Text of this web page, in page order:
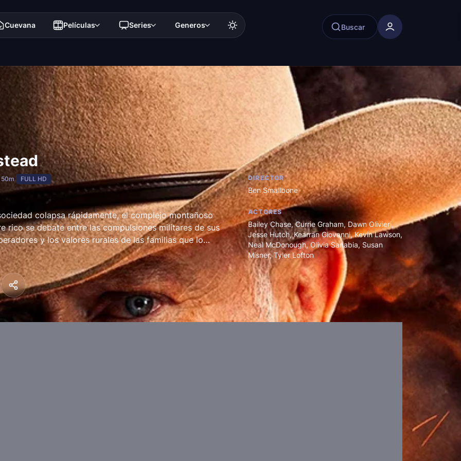
Cuevana Películas Series Generos Buscar
50m
FULL HD
colapsa rápidamente, el complejo montañoso
rico se debate entre las compulsiones militares de sus
y los valores rurales de las familias que lo
DIRECTOR
Ben Smallbone
ACTORES
Bailey Chase,Currie Graham, Dawn Olivieri,
Jesse Hutch,Kearran Giovanni,Kevin Lawson,
Neal McDonough,Olivia Sanabia, Susan
Misner,Tyler Lofton